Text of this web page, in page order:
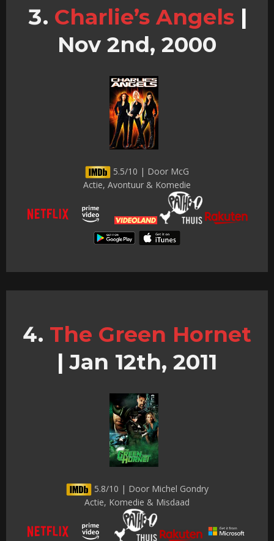
Charlie’s Angels |
Nov 2nd, 2000
5.5/10 | Door McG
Actie, Avontuur & Komedie
The Green Hornet
| Jan 12th, 2011
5.8/10 | Door Michel Gondry
Actie, Komedie & Misdaad